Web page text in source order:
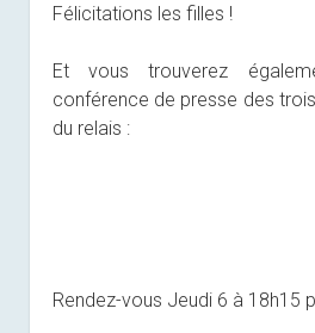
Félicitations les filles !
Et vous trouverez
conférence de presse des
du relais :
Rendez-vous Jeudi 6 à 18h15